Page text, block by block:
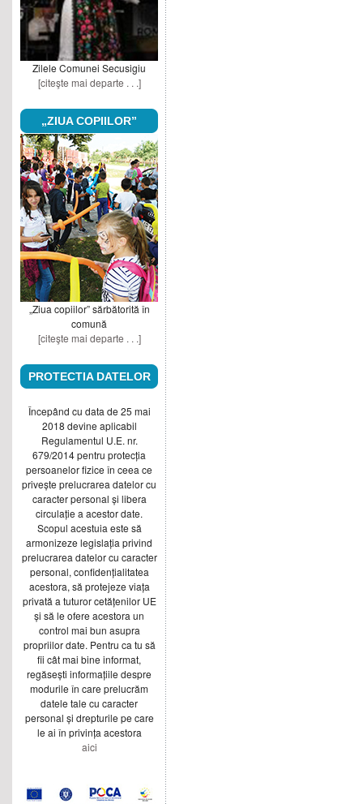
Zilele Comunei Secusigiu
[citeşte mai departe . . .]
„ZIUA COPIILOR”
„Ziua copiilor” sărbătorită în
comună
[citeşte mai departe . . .]
PROTECTIA DATELOR
Începând cu data de 25 mai
2018 devine aplicabil
Regulamentul U.E. nr.
679/2014 pentru protecția
persoanelor fizice în ceea ce
privește prelucrarea datelor cu
caracter personal și libera
circulație a acestor date.
Scopul acestuia este să
armonizeze legislația privind
prelucrarea datelor cu caracter
personal, confidențialitatea
acestora, să protejeze viața
privată a tuturor cetățenilor UE
și să le ofere acestora un
control mai bun asupra
propriilor date. Pentru ca tu să
fii cât mai bine informat,
regăsești informațiile despre
modurile în care prelucrăm
datele tale cu caracter
personal și drepturile pe care
le ai în privința acestora
aici